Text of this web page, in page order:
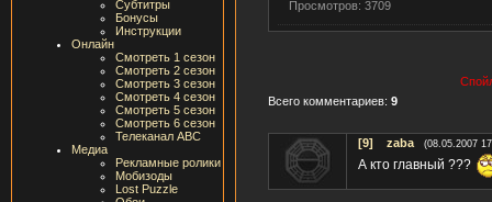
Субтитры
Бонусы
Инструкции
Онлайн
Смотреть 1 сезон
Смотреть 2 сезон
Смотреть 3 сезон
Смотреть 4 сезон
Смотреть 5 сезон
Смотреть 6 сезон
Телеканал ABC
Медиа
Рекламные ролики
Мобизоды
Lost Puzzle
Просмотров: 3709
Всего комментариев: 9
[9] zaba (08.05.2007
А кто главный ???